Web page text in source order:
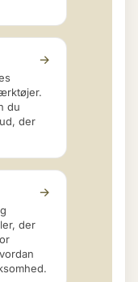
→
du
der
→
der